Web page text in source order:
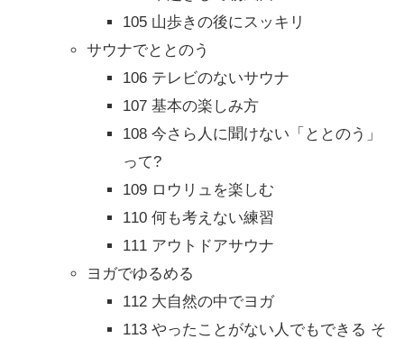
105 山歩きの後にスッキリ
サウナでととのう
106 テレビのないサウナ
107 基本の楽しみ方
108 今さら人に聞けない「ととのう」
って?
109 ロウリュを楽しむ
110 何も考えない練習
111 アウトドアサウナ
ヨガでゆるめる
112 大自然の中でヨガ
113 やったことがない人でもできる そ